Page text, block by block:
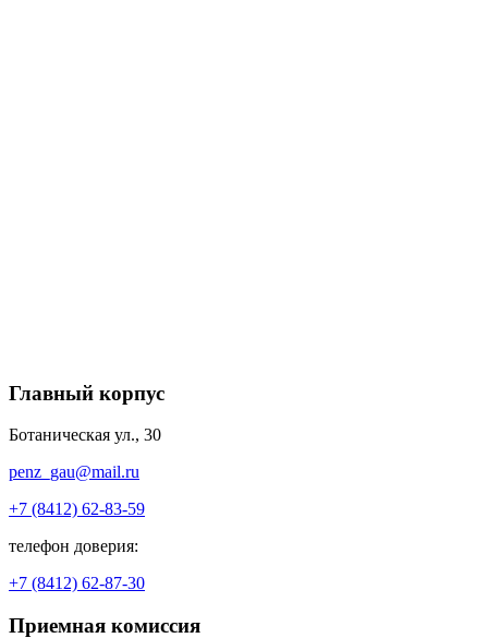
Главный корпус
Ботаническая ул., 30
penz_gau@mail.ru
+7 (8412) 62-83-59
телефон доверия:
+7 (8412) 62-87-30
Приемная комиссия